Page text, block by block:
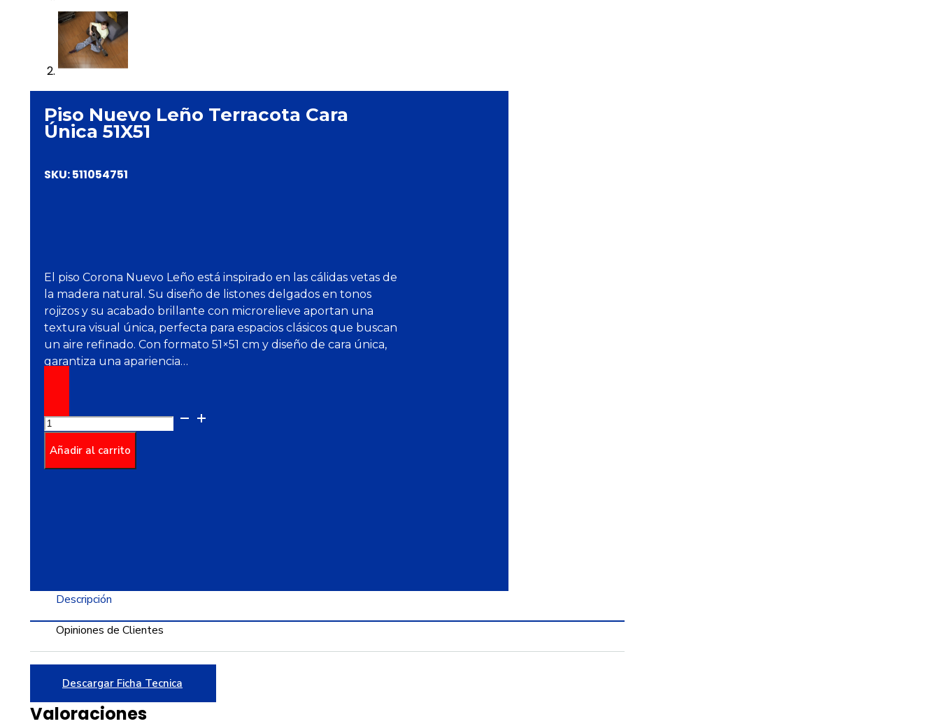
Piso Nuevo Leño Terracota Cara
Única 51X51
SKU:511054751
El piso Corona Nuevo Leño está inspirado en las cálidas vetas de
la madera natural. Su diseño de listones delgados en tonos
rojizos y su acabado brillante con microrelieve aportan una
textura visual única, perfecta para espacios clásicos que buscan
un aire refinado. Con formato 51×51 cm y diseño de cara única,
garantiza una apariencia…
Piso
Nuevo
Leño
Terracota
Añadir al carrito
Descripción
Opiniones de Clientes
Descargar Ficha Tecnica
Valoraciones